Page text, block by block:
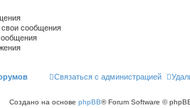
свои сообщения
Связаться с администрацией
Создано на основе phpBB® Forum Software ©